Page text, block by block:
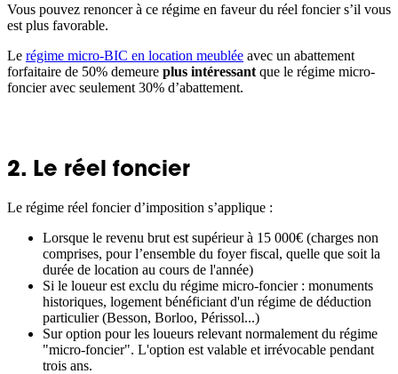
Vous pouvez renoncer à ce régime en faveur du réel foncier s’il vous
est plus favorable.
Le régime micro-BIC en location meublée avec un abattement
forfaitaire de 50% demeure plus intéressant que le régime micro-
foncier avec seulement 30% d’abattement.
2. Le réel foncier
Le régime réel foncier d’imposition s’applique :
Lorsque le revenu brut est supérieur à 15 000€ (charges non
comprises, pour l’ensemble du foyer fiscal, quelle que soit la
durée de location au cours de l'année)
Si le loueur est exclu du régime micro-foncier : monuments
historiques, logement bénéficiant d'un régime de déduction
particulier (Besson, Borloo, Périssol...)
Sur option pour les loueurs relevant normalement du régime
"micro-foncier". L'option est valable et irrévocable pendant
trois ans.